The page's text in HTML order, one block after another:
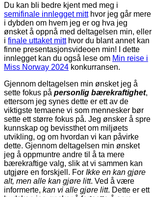
Du kan bli bedre kjent med meg i
semifinale innlegget mitthvor jeg går mere
i dybden om hvem jeg er og hva jeg
ønsket å oppnå med deltagelsen min, eller
i finale uttaket mitthvor du blant annet kan
finne presentasjonsvideoen min! I dette
innlegget kan du også lese om Min reise i
Miss Norway 2024 konkurransen.
Gjennom deltagelsen min ønsket jeg å
sette fokus på personlig bærekraftighet,
ettersom jeg synes dette er ett av de
viktigste temaene vi som mennesker bør
sette ett større fokus på. Jeg ønsker å spre
kunnskap og bevissthet om miljøets
utvikling, og om hvordan vi kan påvirke
dette. Gjennom deltagelsen min ønsket
jeg å oppmuntre andre til å ta mere
bærekraftige valg, slik at vi sammen kan
utgjøre en forskjell. For Ikke en kan gjøre
alt, men alle kan gjøre litt. Ved å være
informerte, kan vi alle gjøre litt. Dette er ett